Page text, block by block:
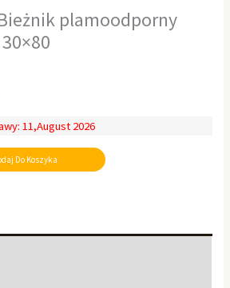
plamoodporny
11,August 2026
Do Koszyka